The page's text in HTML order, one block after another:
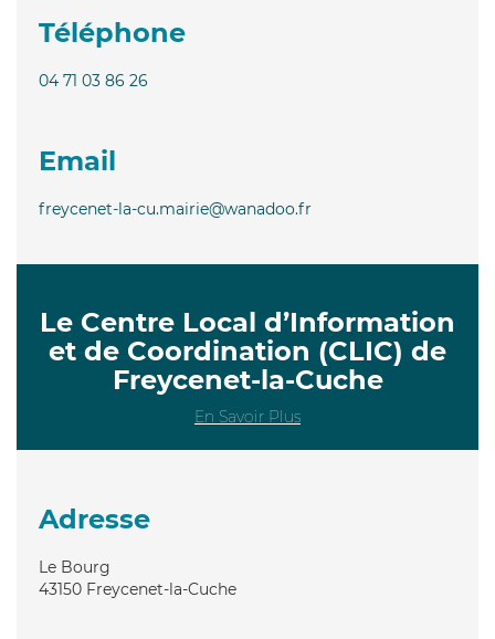
Téléphone
04 71 03 86 26
Email
freycenet-la-cu.mairie@wanadoo.fr
Le Centre Local d’Information
et de Coordination (CLIC) de
Freycenet-la-Cuche
En Savoir Plus
Adresse
Le Bourg
43150 Freycenet-la-Cuche